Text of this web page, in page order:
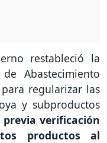
restableció la
Abastecimiento
para regularizar las
y subproductos
previa verificación
productos al